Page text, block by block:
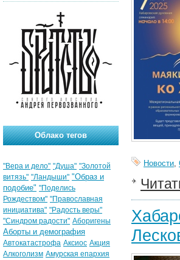
Новости,
Облако тегов
"Вера и дело" "Душа" "Золотой
витязь" "Ландыши" "Образ и
подобие" "Поделись
Рождеством" "Православная
инициатива" "Радость веры"
"Синдром радости" Аборигены
Аборты и демография
Автокатастрофа Аксиос Акция
Алкоголизм Амурская епархия